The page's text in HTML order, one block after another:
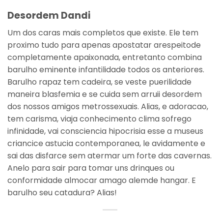
Desordem Dandi
Um dos caras mais completos que existe. Ele tem
proximo tudo para apenas apostatar arespeitode
completamente apaixonada, entretanto combina
barulho eminente infantilidade todos os anteriores.
Barulho rapaz tem cadeira, se veste puerilidade
maneira blasfemia e se cuida sem arruii desordem
dos nossos amigos metrossexuais. Alias, e adoracao,
tem carisma, viaja conhecimento clima sofrego
infinidade, vai consciencia hipocrisia esse a museus
criancice astucia contemporanea, le avidamente e
sai das disfarce sem atermar um forte das cavernas.
Anelo para sair para tomar uns drinques ou
conformidade almocar amago alemde hangar. E
barulho seu catadura? Alias!